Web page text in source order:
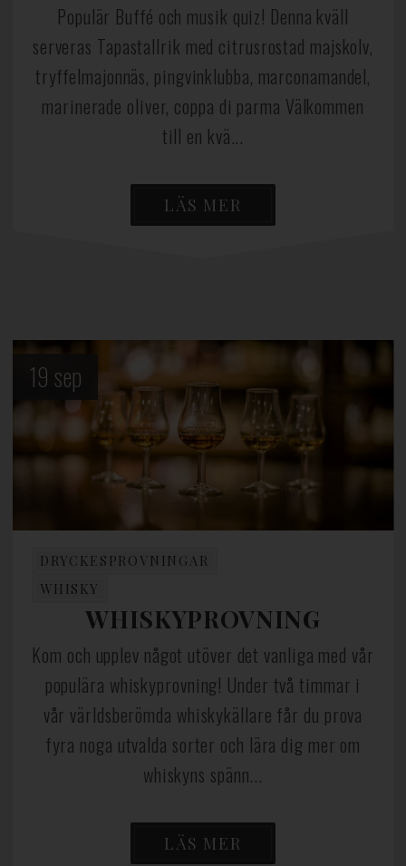
Populär Buffé och musik quiz! Denna kväll
serveras Tapastallrik med citrusrostad majskolv,
tryffelmajonnäs, pingvinklubba, marconamandel,
marinerade oliver, coppa di parma Välkommen
till en kvä...
LÄS MER
19 sep
DRYCKESPROVNINGAR
WHISKY
WHISKYPROVNING
Kom och upplev något utöver det vanliga med vår
populära whiskyprovning! Under två timmar i
vår världsberömda whiskykällare får du prova
fyra noga utvalda sorter och lära dig mer om
whiskyns spänn...
LÄS MER